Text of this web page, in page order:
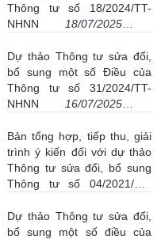
Thông tư số 18/2024/TT-
NHNN
18/07/2025 |
Dự thảo Thông tư sửa đổi,
bổ sung một số Điều của
Thông tư số 31/2024/TT-
NHNN
16/07/2025 |
Bản tổng hợp, tiếp thu, giải
trình ý kiến đối với dự thảo
Thông tư sửa đổi, bổ sung
Thông tư số 04/2021/TT-
09:00:00
Dự thảo Thông tư sửa đổi,
bổ sung một số điều của